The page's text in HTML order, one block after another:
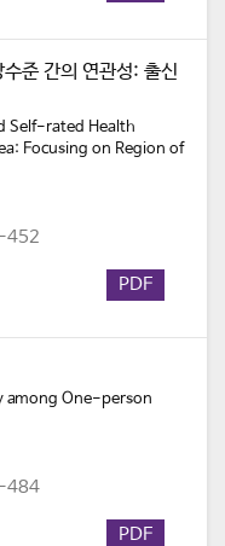
준 간의 연관성: 출신
Self-rated Health
Focusing on Region of
452
PDF
among One-person
484
PDF